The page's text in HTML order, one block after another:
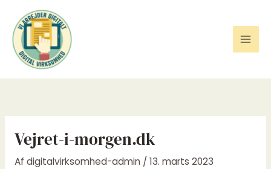
indholdet
Vejret-i-morgen.dk
Af digitalvirksomhed-admin / 13. marts 2023